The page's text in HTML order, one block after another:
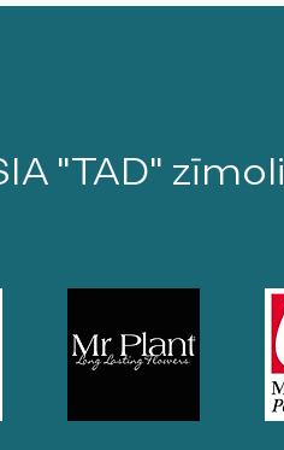
"TAD" zīmoli